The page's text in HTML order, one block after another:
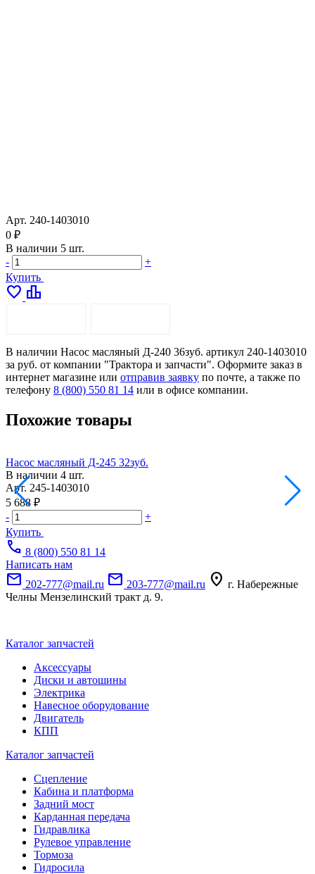
Арт. 240-1403010
0 ₽
В наличии 5 шт.
-
+
Купить
favorite leaderboard
В наличии Насос масляный Д-240 36зуб. артикул 240-1403010
за руб. от компании "Трактора и запчасти". Оформите заказ в
интернет магазине или отправив заявку по почте, а также по
телефону 8 (800) 550 81 14 или в офисе компании.
Похожие товары
Насос масляный Д-245 32зуб.
В наличии 4 шт.
Арт. 245-1403010
5 688 ₽
-
+
Купить
call 8 (800) 550 81 14
Написать нам
mail 202-777@mail.ru mail 203-777@mail.ru location_on г. Набережные
Челны Мензелинский тракт д. 9.
Каталог запчастей
Аксессуары
Диски и автошины
Электрика
Навесное оборудование
Двигатель
КПП
Каталог запчастей
Сцепление
Кабина и платформа
Задний мост
Карданная передача
Гидравлика
Рулевое управление
Тормоза
Гидросила